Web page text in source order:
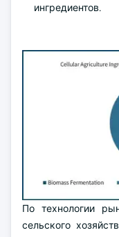
ингредиентов.
По технологии
сельского